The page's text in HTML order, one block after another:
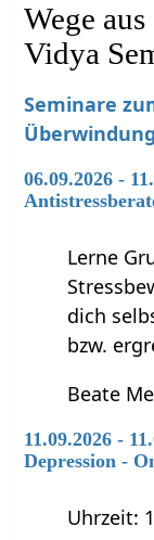
Wege
Vidya
Seminare
Überwindung
06.09.2026 -
Lerne
dich
bzw.
Beate
11.09.2026 -
Depression -
Uhrzeit: